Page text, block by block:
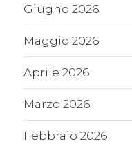
Giugno 2026
Maggio 2026
Aprile 2026
Marzo 2026
Febbraio 2026